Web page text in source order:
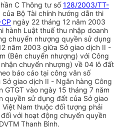
C Thông tư số128/2003/TT-
Bộ Tài chính hướng dẫn thi
ngày 22 tháng 12 năm 2003
hành Luật thuế thu nhập doanh
chuyển nhượng quyền sử dụng
năm 2003 giữa Sở giao dịch II -
(Bên chuyển nhượng) với Công
chuyển nhượng) về 04 lô đất
báo cáo tại công văn số
giao dịch II - Ngân hàng Công
vào ngày 15 tháng 7 năm
quyền sử dụng đất của Sở giao
Nam thuộc đối tượng phải
với hoạt động chuyển quyền
Thanh Bình.